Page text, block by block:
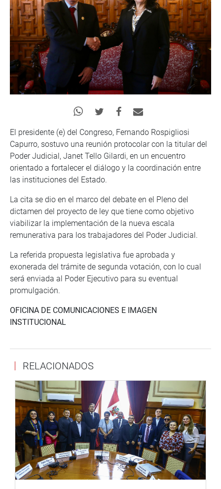
El presidente (e) del Congreso, Fernando Rospigliosi
Capurro, sostuvo una reunión protocolar con la titular del
Poder Judicial, Janet Tello Gilardi, en un encuentro
orientado a fortalecer el diálogo y la coordinación entre
las instituciones del Estado.
La cita se dio en el marco del debate en el Pleno del
dictamen del proyecto de ley que tiene como objetivo
viabilizar la implementación de la nueva escala
remunerativa para los trabajadores del Poder Judicial.
La referida propuesta legislativa fue aprobada y
exonerada del trámite de segunda votación, con lo cual
será enviada al Poder Ejecutivo para su eventual
promulgación.
OFICINA DE COMUNICACIONES E IMAGEN
INSTITUCIONAL
RELACIONADOS